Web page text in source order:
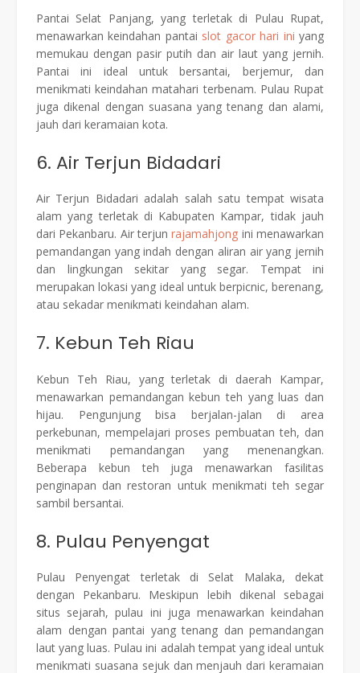
Pantai Selat Panjang, yang terletak di Pulau Rupat,
menawarkan keindahan pantai slot gacor hari ini yang
memukau dengan pasir putih dan air laut yang jernih.
Pantai ini ideal untuk bersantai, berjemur, dan
menikmati keindahan matahari terbenam. Pulau Rupat
juga dikenal dengan suasana yang tenang dan alami,
jauh dari keramaian kota.
6. Air Terjun Bidadari
Air Terjun Bidadari adalah salah satu tempat wisata
alam yang terletak di Kabupaten Kampar, tidak jauh
dari Pekanbaru. Air terjunrajamahjong ini menawarkan
pemandangan yang indah dengan aliran air yang jernih
dan lingkungan sekitar yang segar. Tempat ini
merupakan lokasi yang ideal untuk berpicnic, berenang,
atau sekadar menikmati keindahan alam.
7. Kebun Teh Riau
Kebun Teh Riau, yang terletak di daerah Kampar,
menawarkan pemandangan kebun teh yang luas dan
hijau. Pengunjung bisa berjalan-jalan di area
perkebunan, mempelajari proses pembuatan teh, dan
menikmati pemandangan yang menenangkan.
Beberapa kebun teh juga menawarkan fasilitas
penginapan dan restoran untuk menikmati teh segar
sambil bersantai.
8. Pulau Penyengat
Pulau Penyengat terletak di Selat Malaka, dekat
dengan Pekanbaru. Meskipun lebih dikenal sebagai
situs sejarah, pulau ini juga menawarkan keindahan
alam dengan pantai yang tenang dan pemandangan
laut yang luas. Pulau ini adalah tempat yang ideal untuk
menikmati suasana sejuk dan menjauh dari keramaian